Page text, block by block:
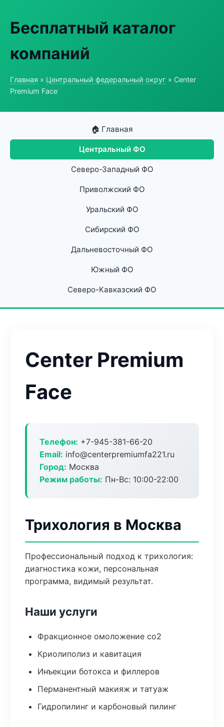
Бесплатный каталог
компаний
Главная » Центральный федеральный округ » Center
Premium Face
🏠 Главная
Центральный ФО
Северо-Западный ФО
Приволжский ФО
Уральский ФО
Сибирский ФО
Дальневосточный ФО
Южный ФО
Северо-Кавказский ФО
Center Premium
Face
Телефон: +7-945-381-66-20
Email: info@centerpremiumfa221.ru
Город: Москва
Режим работы: Пн-Вс: 10:00-22:00
Трихология в Москва
Профессиональный подход к трихология:
диагностика кожи, персональная
программа, видимый результат.
Наши услуги
Фракционное омоложение co2
Криолиполиз и кавитация
Инъекции ботокса и филлеров
Перманентный макияж и татуаж
Гидропилинг и карбоновый пилинг